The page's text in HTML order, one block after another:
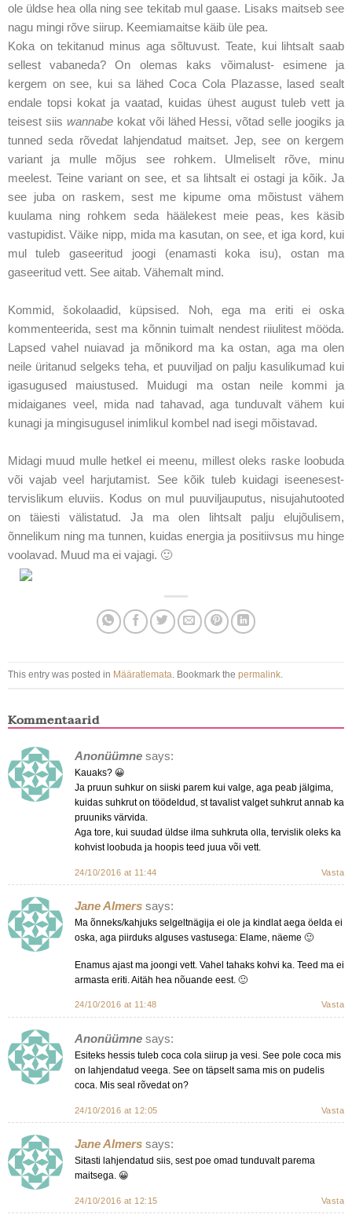
ole üldse hea olla ning see tekitab mul gaase. Lisaks maitseb see
nagu mingi rõve siirup. Keemiamaitse käib üle pea.
Koka on tekitanud minus aga sõltuvust. Teate, kui lihtsalt saab
sellest vabaneda? On olemas kaks võimalust- esimene ja
kergem on see, kui sa lähed Coca Cola Plazasse, lased sealt
endale topsi kokat ja vaatad, kuidas ühest august tuleb vett ja
teisest siis wannabekokat või lähed Hessi, võtad selle joogiks ja
tunned seda rõvedat lahjendatud maitset. Jep, see on kergem
variant ja mulle mõjus see rohkem. Ulmeliselt rõve, minu
meelest. Teine variant on see, et sa lihtsalt ei ostagi ja kõik. Ja
see juba on raskem, sest me kipume oma mõistust vähem
kuulama ning rohkem seda häälekest meie peas, kes käsib
vastupidist. Väike nipp, mida ma kasutan, on see, et iga kord, kui
mul tuleb gaseeritud joogi (enamasti koka isu), ostan ma
gaseeritud vett. See aitab. Vähemalt mind.
Kommid, šokolaadid, küpsised. Noh, ega ma eriti ei oska
kommenteerida, sest ma kõnnin tuimalt nendest riiulitest mööda.
Lapsed vahel nuiavad ja mõnikord ma ka ostan, aga ma olen
neile üritanud selgeks teha, et puuviljad on palju kasulikumad kui
igasugused maiustused. Muidugi ma ostan neile kommi ja
midaiganes veel, mida nad tahavad, aga tunduvalt vähem kui
kunagi ja mingisugusel inimlikul kombel nad isegi mõistavad.
Midagi muud mulle hetkel ei meenu, millest oleks raske loobuda
või vajab veel harjutamist. See kõik tuleb kuidagi iseenesest-
tervislikum eluviis. Kodus on mul puuviljauputus, nisujahutooted
on täiesti välistatud. Ja ma olen lihtsalt palju elujõulisem,
õnnelikum ning ma tunnen, kuidas energia ja positiivsus mu hinge
voolavad. Muud ma ei vajagi. 🙂
This entry was posted in Määratlemata . Bookmark the permalink.
Kommentaarid
Anonüümne says:
Kauaks? 😀
Ja pruun suhkur on siiski parem kui valge, aga peab jälgima,
kuidas suhkrut on töödeldud, st tavalist valget suhkrut annab ka
pruuniks värvida.
Aga tore, kui suudad üldse ilma suhkruta olla, tervislik oleks ka
kohvist loobuda ja hoopis teed juua või vett.
24/10/2016 at 11:44 Vasta
Jane Almers says:
Ma õnneks/kahjuks selgeltnägija ei ole ja kindlat aega öelda ei
oska, aga piirduks alguses vastusega: Elame, näeme 🙂
Enamus ajast ma joongi vett. Vahel tahaks kohvi ka. Teed ma ei
armasta eriti. Aitäh hea nõuande eest. 🙂
24/10/2016 at 11:48 Vasta
Anonüümne says:
Esiteks hessis tuleb coca cola siirup ja vesi. See pole coca mis
on lahjendatud veega. See on täpselt sama mis on pudelis
coca. Mis seal rõvedat on?
24/10/2016 at 12:05 Vasta
Jane Almers says:
Sitasti lahjendatud siis, sest poe omad tunduvalt parema
maitsega. 😀
24/10/2016 at 12:15 Vasta